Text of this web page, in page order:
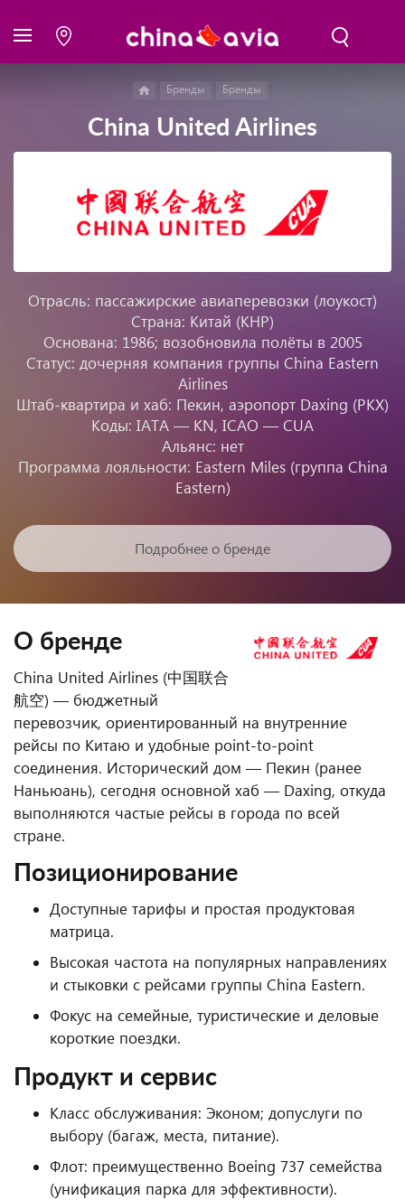
Бренды Бренды
China United Airlines
Отрасль: пассажирские авиаперевозки (лоукост)
Страна: Китай (КНР)
Основана: 1986; возобновила полёты в 2005
Статус: дочерняя компания группы China Eastern
Airlines
Штаб-квартира и хаб: Пекин, аэропорт Daxing (PKX)
Коды: IATA — KN, ICAO — CUA
Альянс: нет
Программа лояльности: Eastern Miles (группа China
Eastern)
Подробнее о бренде
О бренде
China United Airlines (中国联合
航空) — бюджетный
перевозчик, ориентированный на внутренние
рейсы по Китаю и удобные point-to-point
соединения. Исторический дом — Пекин (ранее
Наньюань), сегодня основной хаб — Daxing, откуда
выполняются частые рейсы в города по всей
стране.
Позиционирование
Доступные тарифы и простая продуктовая
матрица.
Высокая частота на популярных направлениях
и стыковки с рейсами группы China Eastern.
Фокус на семейные, туристические и деловые
короткие поездки.
Продукт и сервис
Класс обслуживания: Эконом; допуслуги по
выбору (багаж, места, питание).
Флот: преимущественно Boeing 737 семейства
(унификация парка для эффективности).